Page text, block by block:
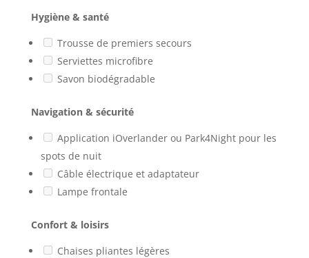
Hygiène & santé
Trousse de premiers secours
Serviettes microfibre
Savon biodégradable
Navigation & sécurité
Application iOverlander ou Park4Night pour les
spots de nuit
Câble électrique et adaptateur
Lampe frontale
Confort & loisirs
Chaises pliantes légères